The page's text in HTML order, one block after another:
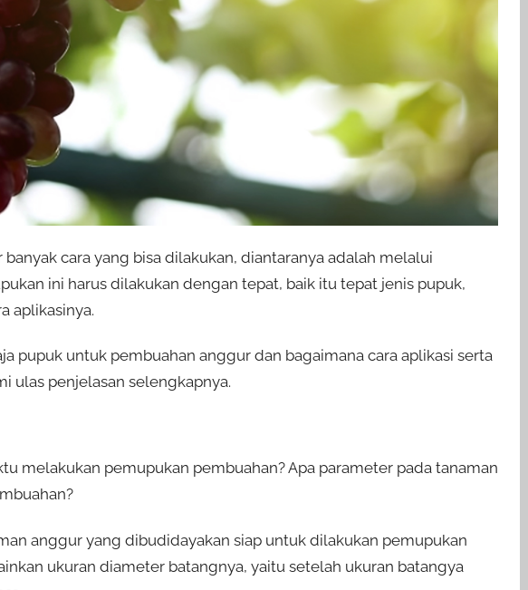
cara yang bisa dilakukan, diantaranya adalah melalui
ini harus dilakukan dengan tepat, baik itu tepat jenis pupuk,
aplikasinya.
pupuk untuk pembuahan anggur dan bagaimana cara aplikasi serta
ulas penjelasan selengkapnya.
melakukan pemupukan pembuahan? Apa parameter pada tanaman
anggur yang dibudidayakan siap untuk dilakukan pemupukan
ukuran diameter batangnya, yaitu setelah ukuran batangya